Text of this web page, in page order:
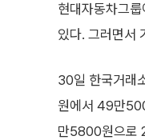
현대자동차그
있다. 그러면서
30일 한국거래
원에서 49만
만5800원으로